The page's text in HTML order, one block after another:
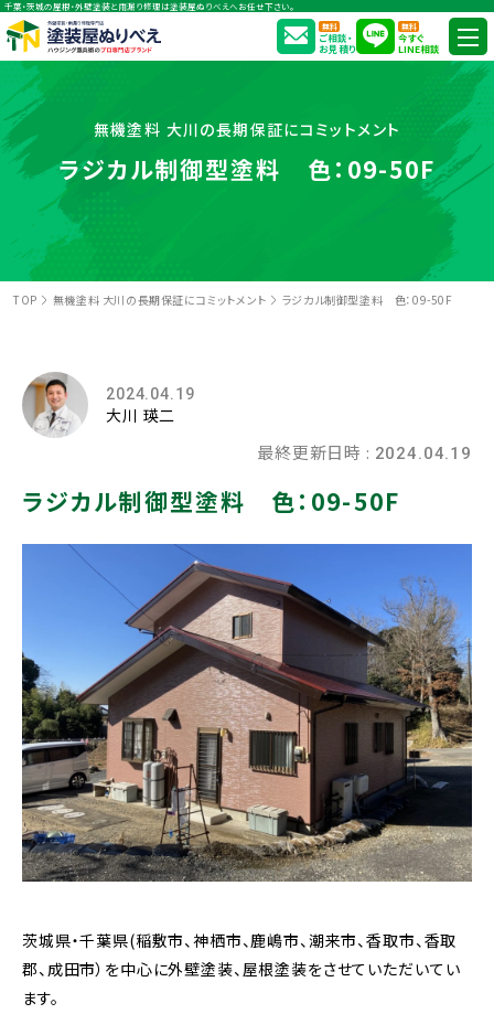
千葉・茨城の屋根・外壁塗装と雨漏り修理は塗装屋ぬりべえへお任せ下さい。
無料
ご相談・
お見積り
無料
今すぐ
LINE相談
無機塗料 大川の長期保証にコミットメント
ラジカル制御型塗料 色：09-50F
TOP 無機塗料 大川の長期保証にコミットメント ラジカル制御型塗料 色：09-50F
2024.04.19
大川 瑛二
最終更新日時 : 2024.04.19
ラジカル制御型塗料 色：09-50F
茨城県・千葉県(稲敷市、神栖市、鹿嶋市、潮来市、香取市、香取
郡、成田市）を中心に外壁塗装、屋根塗装をさせていただいてい
ます。